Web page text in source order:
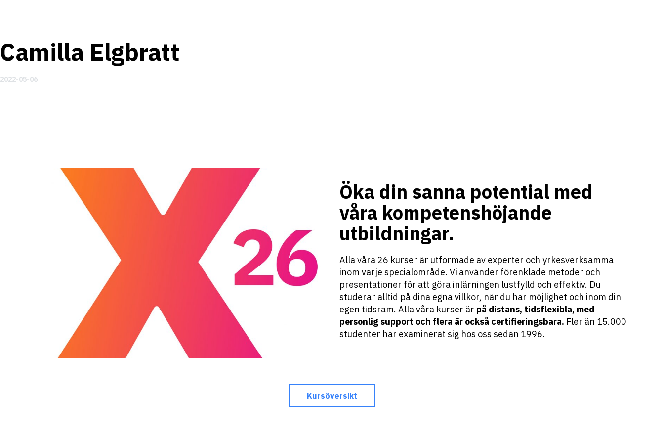
Camilla Elgbratt
2022-05-06
Öka din sanna potential med
våra kompetenshöjande
utbildningar.
Alla våra 26 kurser är utformade av experter och yrkesverksamma
inom varje specialområde. Vi använder förenklade metoder och
presentationer för att göra inlärningen lustfylld och effektiv. Du
studerar alltid på dina egna villkor, när du har möjlighet och inom din
egen tidsram. Alla våra kurser är på distans, tidsflexibla, med
personlig support och flera är också certifieringsbara. Fler än 15.000
studenter har examinerat sig hos oss sedan 1996.
Kursöversikt